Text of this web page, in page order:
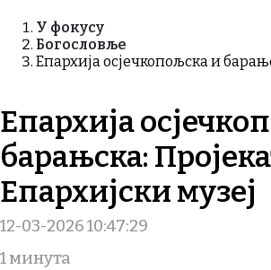
У фокусу
Богословље
Епархија осјечкопољска и
Епархија
барањска:
Епархијски музеј
12-03-2026 10:47:29
1 минута